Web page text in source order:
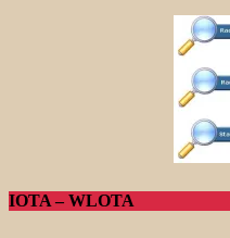
IOTA – WLOTA